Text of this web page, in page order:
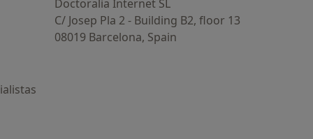
Doctoralia Internet SL
C/ Josep Pla 2 - Building B2, floor 13
08019 Barcelona, Spain